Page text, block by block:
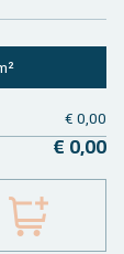
€ 0,00
€ 0,00